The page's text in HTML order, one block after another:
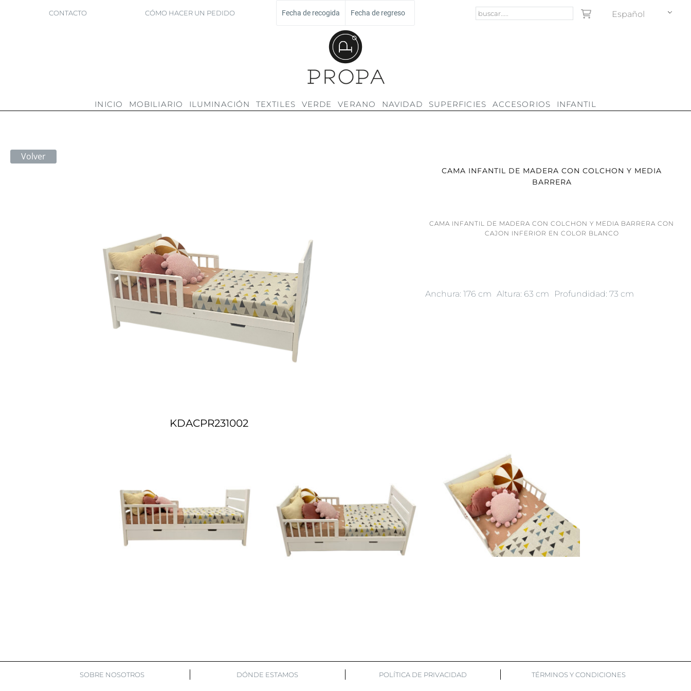
CONTACTO CÓMO HACER UN PEDIDO Fecha de recogida Fecha de regreso Español
INICIO MOBILIARIO ILUMINACIÓN TEXTILES VERDE VERANO NAVIDAD SUPERFICIES ACCESORIOS INFANTIL
Volver
KDACPR231002
CAMA INFANTIL DE MADERA CON COLCHON Y MEDIA
BARRERA
CAMA INFANTIL DE MADERA CON COLCHON Y MEDIA BARRERA CON
CAJON INFERIOR EN COLOR BLANCO
Anchura: 176 cm Altura: 63 cm Profundidad: 73 cm
SOBRE NOSOTROS DÓNDE ESTAMOS POLÍTICA DE PRIVACIDAD TÉRMINOS Y CONDICIONES